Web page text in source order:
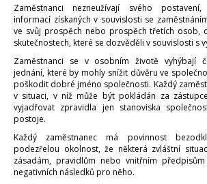
Zaměstnanci nezneužívají svého
informací získaných v souvislosti se
ve svůj prospěch nebo prospěch třetích osob,
skutečnostech, které se dozvěděli v souvislosti s
Zaměstnanci se v osobním životě vyhýbají
jednání, které by mohly snížit důvěru ve
poškodit dobré jméno společnosti. Každý
v situaci, v níž může být pokládán za
vyjadřovat zpravidla jen stanoviska
postoje.
Každý zaměstnanec má povinnost
podezřelou okolnost, že některá zvláštní
zásadám, pravidlům nebo vnitřním
negativních následků pro něho.